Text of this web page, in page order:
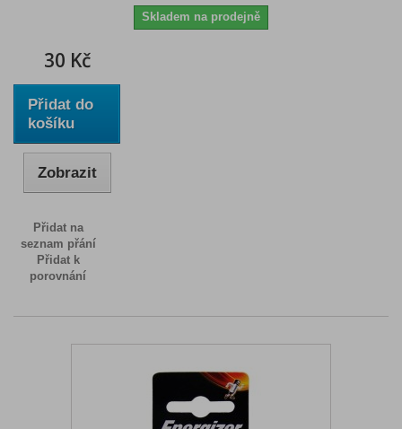
Skladem na prodejně
30 Kč
Přidat do
košíku
Zobrazit
Přidat na
seznam přání
Přidat k
porovnání